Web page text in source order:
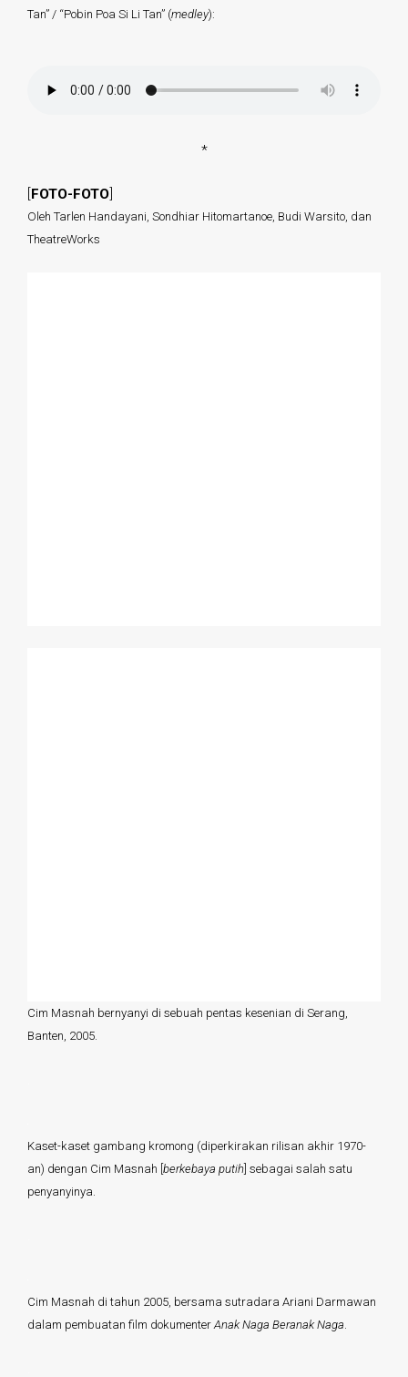
Tan” / “Pobin Poa Si Li Tan” (medley):
*
FOTO-FOTO
Oleh Tarlen Handayani, Sondhiar Hitomartanoe, Budi Warsito, dan
TheatreWorks
Cim Masnah bernyanyi di sebuah pentas kesenian di Serang,
Banten, 2005.
Kaset-kaset gambang kromong (diperkirakan rilisan akhir 1970-
an) dengan Cim Masnah [ berkebaya putih ] sebagai salah satu
penyanyinya.
Cim Masnah di tahun 2005, bersama sutradara Ariani Darmawan
dalam pembuatan film dokumenterAnak Naga Beranak Naga.